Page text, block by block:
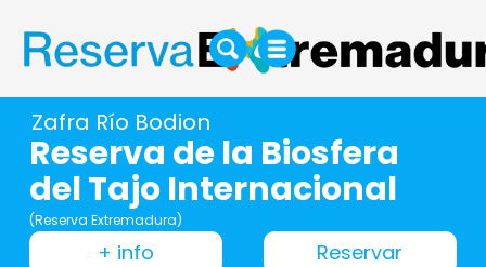
Zafra Río Bodion
Reserva de la Biosfera
del Tajo Internacional
(Reserva Extremadura)
+ info Reservar